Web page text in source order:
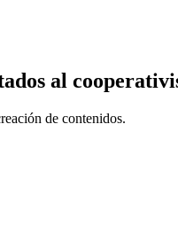
al
de contenidos.